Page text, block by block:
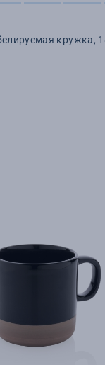
кружка,